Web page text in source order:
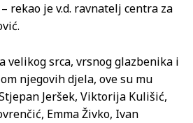
– rekao je v.d. ravnatelj centra za
velikog srca, vrsnog glazbenika i
njegovih djela, ove su mu
Jeršek, Viktorija Kulišić,
Emma Živko, Ivan